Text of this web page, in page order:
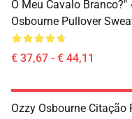
O Meu Cavalo Branco?"
Osbourne Pullover
€ 37,67 - € 44,11
Ozzy Osbourne Citação